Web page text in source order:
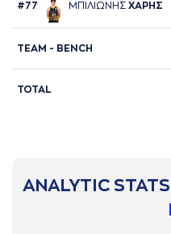
#77 ΜΠΙΛΙΩΝΗΣ ΧAΡΗΣ
TΕΑΜ - BENCH
TOTAL
ANALYTIC STATS